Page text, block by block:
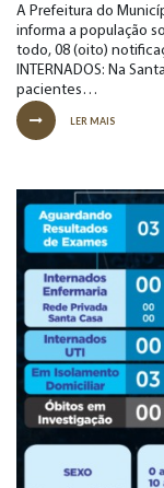
A Prefeitura do
informa a população
todo, 08 (oito)
INTERNADOS: Na
pacientes…
LER MAIS